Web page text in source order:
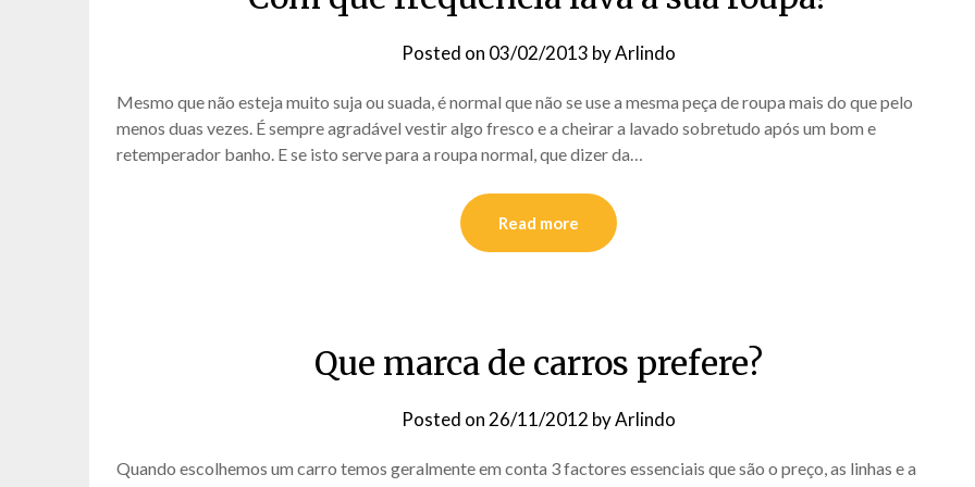
Posted on 03/02/2013 byArlindo
Mesmo que não esteja muito suja ou suada, é normal que não se use a mesma peça de roupa mais do que pelo
menos duas vezes. É sempre agradável vestir algo fresco e a cheirar a lavado sobretudo após um bom e
retemperador banho. E se isto serve para a roupa normal, que dizer da…
Read more
Que marca de carros prefere?
Posted on 26/11/2012 byArlindo
Quando escolhemos um carro temos geralmente em conta 3 factores essenciais que são o preço, as linhas e a